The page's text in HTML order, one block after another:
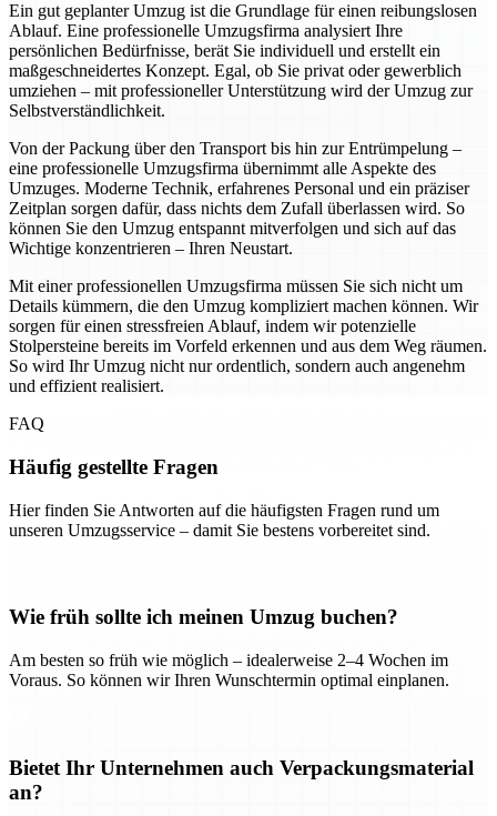
Ein gut geplanter Umzug ist die Grundlage für einen reibungslosen
Ablauf. Eine professionelle Umzugsfirma analysiert Ihre
persönlichen Bedürfnisse, berät Sie individuell und erstellt ein
maßgeschneidertes Konzept. Egal, ob Sie privat oder gewerblich
umziehen – mit professioneller Unterstützung wird der Umzug zur
Selbstverständlichkeit.
Von der Packung über den Transport bis hin zur Entrümpelung –
eine professionelle Umzugsfirma übernimmt alle Aspekte des
Umzuges. Moderne Technik, erfahrenes Personal und ein präziser
Zeitplan sorgen dafür, dass nichts dem Zufall überlassen wird. So
können Sie den Umzug entspannt mitverfolgen und sich auf das
Wichtige konzentrieren – Ihren Neustart.
Mit einer professionellen Umzugsfirma müssen Sie sich nicht um
Details kümmern, die den Umzug kompliziert machen können. Wir
sorgen für einen stressfreien Ablauf, indem wir potenzielle
Stolpersteine bereits im Vorfeld erkennen und aus dem Weg räumen.
So wird Ihr Umzug nicht nur ordentlich, sondern auch angenehm
und effizient realisiert.
FAQ
Häufig gestellte Fragen
Hier finden Sie Antworten auf die häufigsten Fragen rund um
unseren Umzugsservice – damit Sie bestens vorbereitet sind.
Wie früh sollte ich meinen Umzug buchen?
Am besten so früh wie möglich – idealerweise 2–4 Wochen im
Voraus. So können wir Ihren Wunschtermin optimal einplanen.
Bietet Ihr Unternehmen auch Verpackungsmaterial
an?